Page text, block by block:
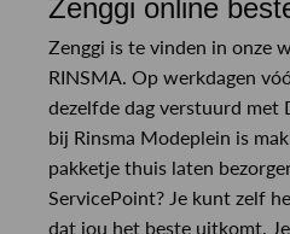
Zenggi online
Zenggi is te vinden in onze
RINSMA. Op werkdagen
dezelfde dag verstuurd met
bij Rinsma Modeplein is
pakketje thuis laten
ServicePoint? Je kunt zelf
dat jou het beste uitkomt.